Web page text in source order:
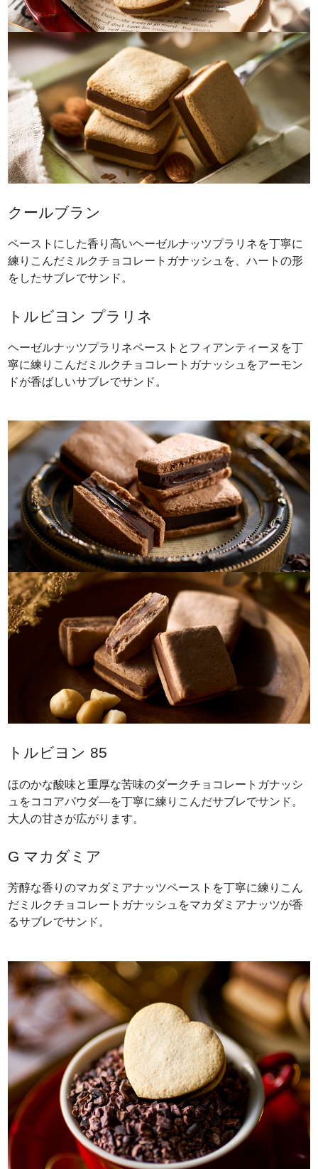
クールブラン
ペーストにした香り高いヘーゼルナッツプラリネを丁寧に
練りこんだミルクチョコレートガナッシュを、ハートの形
をしたサブレでサンド。
トルビヨン プラリネ
ヘーゼルナッツプラリネペーストとフィアンティーヌを丁
寧に練りこんだミルクチョコレートガナッシュをアーモン
ドが香ばしいサブレでサンド。
トルビヨン 85
ほのかな酸味と重厚な苦味のダークチョコレートガナッシ
ュをココアパウダ―を丁寧に練りこんだサブレでサンド。
大人の甘さが広がります。
G マカダミア
芳醇な香りのマカダミアナッツペーストを丁寧に練りこん
だミルクチョコレートガナッシュをマカダミアナッツが香
るサブレでサンド。